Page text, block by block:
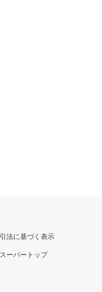
法に基づく表示
ーパートップ